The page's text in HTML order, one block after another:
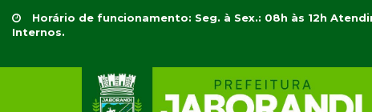
Horário de funcionamento: Seg. à Sex.: 08h às 12h
Internos.